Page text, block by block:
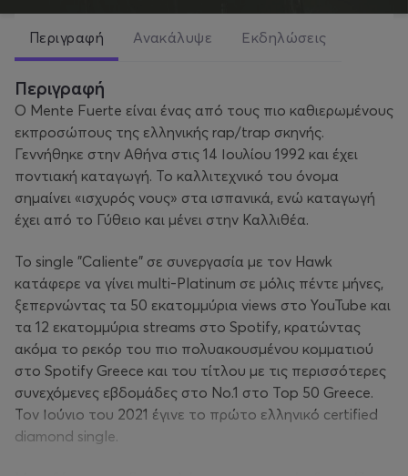
Περιγραφή Ανακάλυψε Εκδηλώσεις
Περιγραφή
Ο Mente Fuerte είναι ένας από τους πιο καθιερωμένους
εκπροσώπους της ελληνικής rap/trap σκηνής.
Γεννήθηκε στην Αθήνα στις 14 Ιουλίου 1992 και έχει
ποντιακή καταγωγή. Το καλλιτεχνικό του όνομα
σημαίνει «ισχυρός νους» στα ισπανικά, ενώ καταγωγή
έχει από το Γύθειο και μένει στην Καλλιθέα.
Το single "Caliente" σε συνεργασία με τον Hawk
κατάφερε να γίνει multi-Platinum σε μόλις πέντε μήνες,
ξεπερνώντας τα 50 εκατομμύρια views στο YouTube και
τα 12 εκατομμύρια streams στο Spotify, κρατώντας
ακόμα το ρεκόρ του πιο πολυακουσμένου κομματιού
στο Spotify Greece και του τίτλου με τις περισσότερες
συνεχόμενες εβδομάδες στο Νο.1 στο Top 50 Greece.
Τον Ιούνιο του 2021 έγινε το πρώτο ελληνικό certified
diamond single.